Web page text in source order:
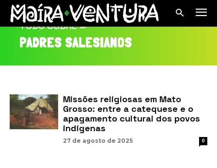
TUDO SOBRE »
PADRES SALESIANOS
Missões religiosas em Mato
Grosso: entre a catequese e o
apagamento cultural dos povos
indígenas
27 de agosto de 2025 0